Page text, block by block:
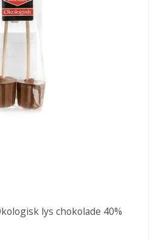
lys chokolade 40%